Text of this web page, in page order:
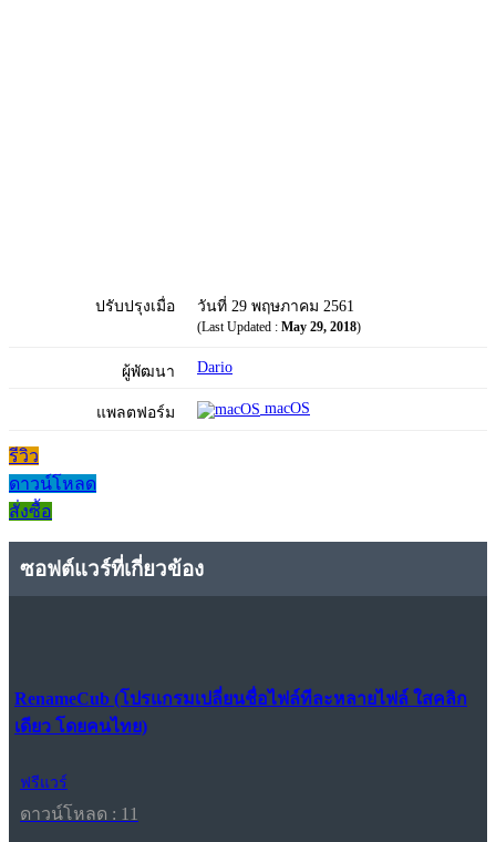
ปรับปรุงเมื่อ วันที่ 29 พฤษภาคม 2561
(Last Updated : May 29, 2018)
ผู้พัฒนา Dario
แพลตฟอร์ม macOS
รีวิว
ดาวน์โหลด
สั่งซื้อ
ซอฟต์แวร์ที่เกี่ยวข้อง
RenameCub (โปรแกรมเปลี่ยนชื่อไฟล์ทีละหลายไฟล์ ใสคลิก
เดียว โดยคนไทย)
ฟรีแวร์
ดาวน์โหลด : 11